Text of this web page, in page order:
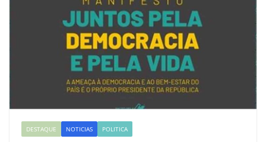
DESTAQUE NOTICIAS POLITICA